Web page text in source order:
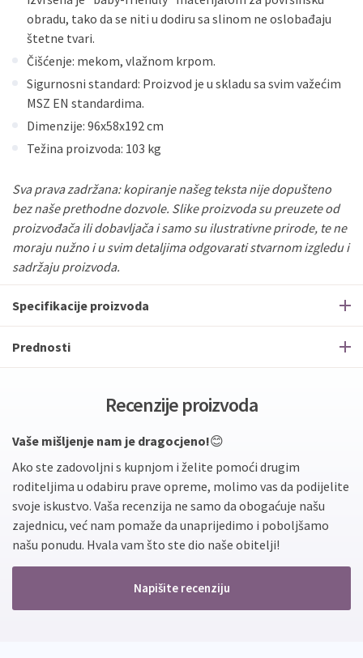
obradu, tako da se niti u dodiru sa slinom ne oslobađaju
štetne tvari.
Čišćenje: mekom, vlažnom krpom.
Sigurnosni standard: Proizvod je u skladu sa svim važećim
MSZ EN standardima.
Dimenzije: 96x58x192 cm
Težina proizvoda: 103 kg
Sva prava zadržana: kopiranje našeg teksta nije dopušteno
bez naše prethodne dozvole. Slike proizvoda su preuzete od
proizvođača ili dobavljača i samo su ilustrativne prirode, te ne
moraju nužno i u svim detaljima odgovarati stvarnom izgledu i
sadržaju proizvoda.
Specifikacije proizvoda
Prednosti
Recenzije proizvoda
Vaše mišljenje nam je dragocjeno!😊
Ako ste zadovoljni s kupnjom i želite pomoći drugim
roditeljima u odabiru prave opreme, molimo vas da podijelite
svoje iskustvo. Vaša recenzija ne samo da obogaćuje našu
zajednicu, već nam pomaže da unaprijedimo i poboljšamo
našu ponudu. Hvala vam što ste dio naše obitelji!
Napišite recenziju